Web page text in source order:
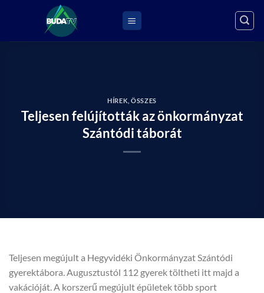
HÍREK ,ÖSSZES
Teljesen felújították az önkormányzat
Szántódi táborát
Teljesen megújult a Hegyvidéki Önkormányzat Szántódi
gyerektábora. Augusztustól 112 gyerek töltheti itt majd a
vakációját. A korszerű megújult épületek több sport